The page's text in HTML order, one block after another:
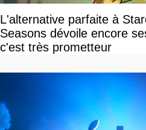
L'alternative parfaite à
Seasons dévoile encore
c'est très prometteur